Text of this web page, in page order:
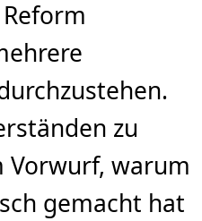
zu
Vorwurf, warum
gemacht hat